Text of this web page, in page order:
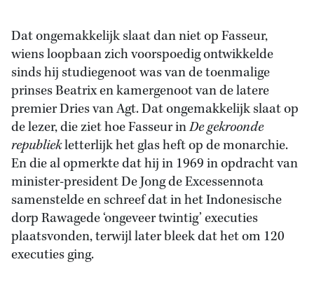
Dat ongemakkelijk slaat dan niet op Fasseur,
wiens loopbaan zich voorspoedig ontwikkelde
sinds hij studiegenoot was van de toenmalige
prinses Beatrix en kamergenoot van de latere
premier Dries van Agt. Dat ongemakkelijk slaat op
de lezer, die ziet hoe Fasseur inDe gekroonde
republiekletterlijk het glas heft op de monarchie.
En die al opmerkte dat hij in 1969 in opdracht van
minister-president De Jong de Excessennota
samenstelde en schreef dat in het Indonesische
dorp Rawagede ‘ongeveer twintig’ executies
plaatsvonden, terwijl later bleek dat het om 120
executies ging.